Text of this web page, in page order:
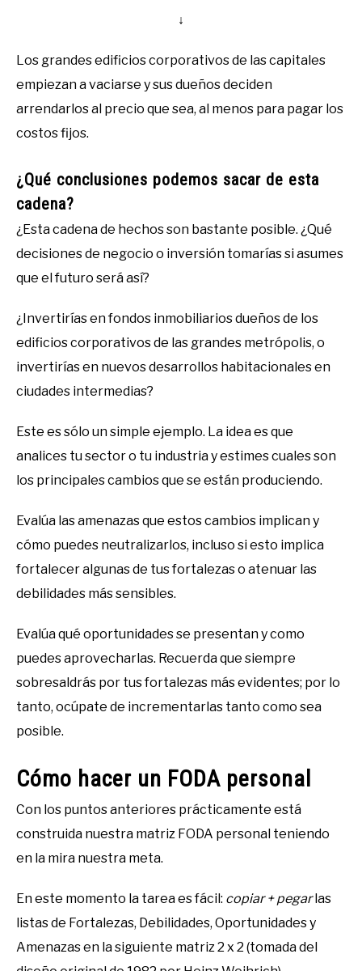
↓
Los grandes edificios corporativos de las capitales
empiezan a vaciarse y sus dueños deciden
arrendarlos al precio que sea, al menos para pagar los
costos fijos.
¿Qué conclusiones podemos sacar de esta
cadena?
¿Esta cadena de hechos son bastante posible. ¿Qué
decisiones de negocio o inversión tomarías si asumes
que el futuro será así?
¿Invertirías en fondos inmobiliarios dueños de los
edificios corporativos de las grandes metrópolis, o
invertirías en nuevos desarrollos habitacionales en
ciudades intermedias?
Este es sólo un simple ejemplo. La idea es que
analices tu sector o tu industria y estimes cuales son
los principales cambios que se están produciendo.
Evalúa las amenazas que estos cambios implican y
cómo puedes neutralizarlos, incluso si esto implica
fortalecer algunas de tus fortalezas o atenuar las
debilidades más sensibles.
Evalúa qué oportunidades se presentan y como
puedes aprovecharlas. Recuerda que siempre
sobresaldrás por tus fortalezas más evidentes; por lo
tanto, ocúpate de incrementarlas tanto como sea
posible.
Cómo hacer un FODA personal
Con los puntos anteriores prácticamente está
construida nuestra matriz FODA personal teniendo
en la mira nuestra meta.
En este momento la tarea es fácil: copiar + pegarlas
listas de Fortalezas, Debilidades, Oportunidades y
Amenazas en la siguiente matriz 2 x 2 (tomada del